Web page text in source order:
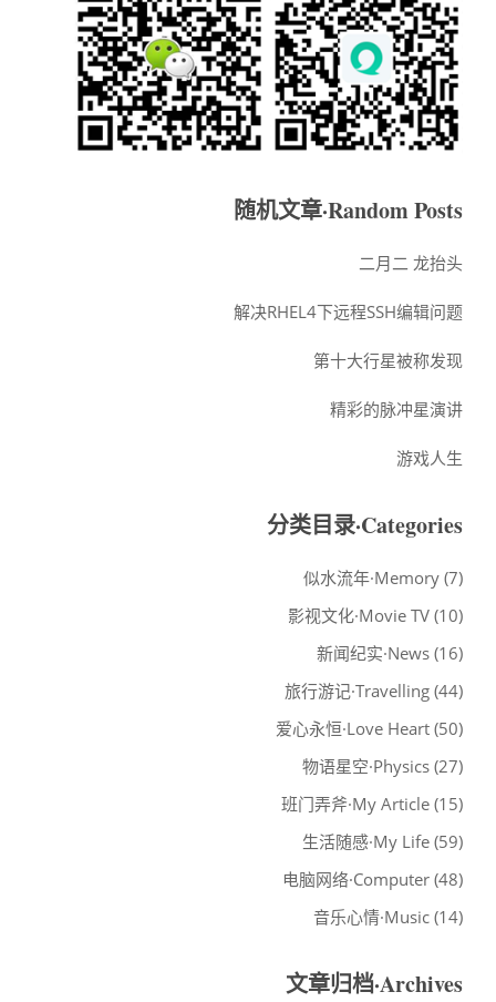
随机文章·Random Posts
二月二 龙抬头
解决RHEL4下远程SSH编辑问题
第十大行星被称发现
精彩的脉冲星演讲
游戏人生
分类目录·Categories
似水流年·Memory (7)
影视文化·Movie TV (10)
新闻纪实·News (16)
旅行游记·Travelling (44)
爱心永恒·Love Heart (50)
物语星空·Physics (27)
班门弄斧·My Article (15)
生活随感·My Life (59)
电脑网络·Computer (48)
音乐心情·Music (14)
文章归档·Archives